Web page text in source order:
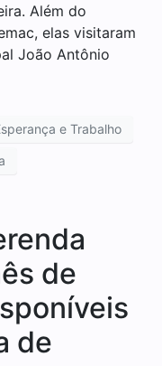
Além do
elas visitaram
João Antônio
e Trabalho
de
de